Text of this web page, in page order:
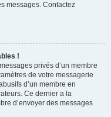
messages. Contactez
!
privés d’un membre
de votre messagerie
d’un membre en
Ce dernier a la
d’envoyer des messages